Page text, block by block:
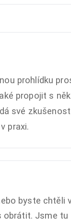
prohlídku
propojit s
své
praxi.
byste chtěli
obrátit. Jsme tu